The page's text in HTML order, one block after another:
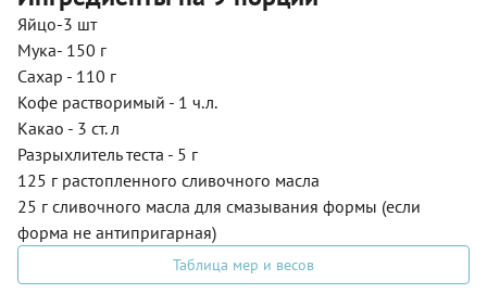
Яйцо-3 шт
Мука- 150 г
Сахар - 110 г
Кофе растворимый - 1 ч.л.
Какао - 3 ст. л
Разрыхлитель теста - 5 г
125 г растопленного сливочного масла
25 г сливочного масла для смазывания формы (если
форма не антипригарная)
Таблица мер и весов